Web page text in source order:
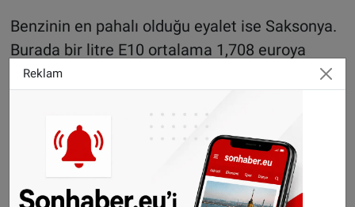
Benzinin en pahalı olduğu eyalet ise Saksonya.
Burada bir litre E10 ortalama 1,708 euroya
satılıyor. Rheinland-Pfalz ve Bavyera da
Wegovy zayıflama
hapının Almanya’da
Reklam